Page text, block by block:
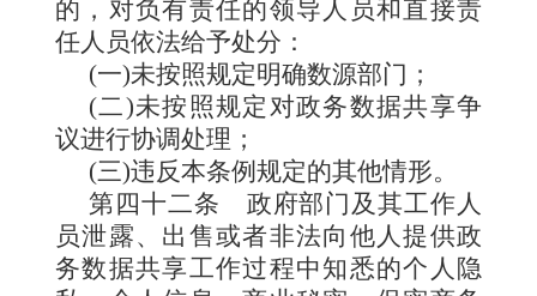
的，对负有责任的领导人员和直接责
任人员依法给予处分：
(一)未按照规定明确数源部门；
(二)未按照规定对政务数据共享争
议进行协调处理；
(三)违反本条例规定的其他情形。
第四十二条 政府部门及其工作人
员泄露、出售或者非法向他人提供政
务数据共享工作过程中知悉的个人隐